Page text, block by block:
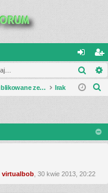
al
og
si
ę
ar
ej
tru
j
Opublikowane zestawienia Irak
a
virtualbob , 30 kwie 2013, 20:22